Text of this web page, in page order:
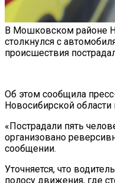
В Мошковском районе
столкнулся с
происшествия
Об этом сообщила
Новосибирской области
«Пострадали пять
организовано
сообщении.
Уточняется, что
полосу движения, где